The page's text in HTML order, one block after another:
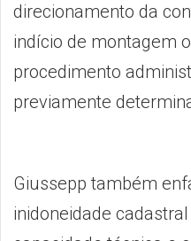
direcionamento da
indício de montagem
procedimento
previamente
Giussepp também
inidoneidade